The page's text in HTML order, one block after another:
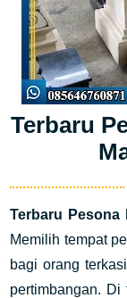
Terbaru
Terbaru Pesona
Memilih tempat
bagi orang
pertimbangan. Di